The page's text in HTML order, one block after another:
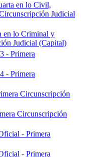
en lo Civil,
Judicial
en lo Criminal y
Judicial (Capital)
- Primera
- Primera
Circunscripción
Circunscripción
- Primera
- Primera